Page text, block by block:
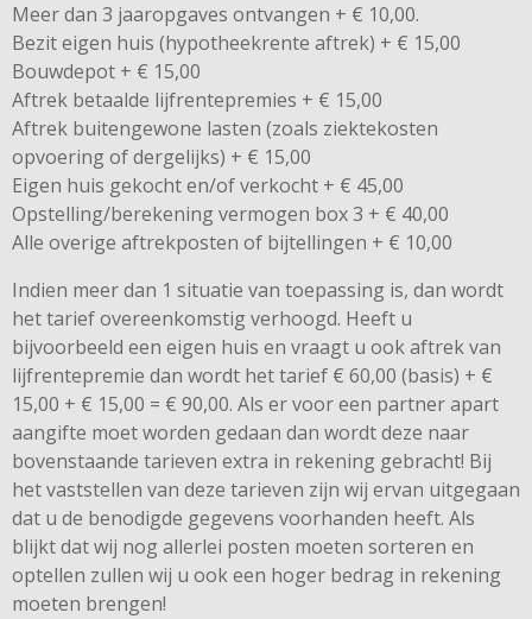
Meer dan 3 jaaropgaves ontvangen + € 10,00.
Bezit eigen huis (hypotheekrente aftrek) + € 15,00
Bouwdepot + € 15,00
Aftrek betaalde lijfrentepremies + € 15,00
Aftrek buitengewone lasten (zoals ziektekosten
opvoering of dergelijks) + € 15,00
Eigen huis gekocht en/of verkocht + € 45,00
Opstelling/berekening vermogen box 3 + € 40,00
Alle overige aftrekposten of bijtellingen + € 10,00
Indien meer dan 1 situatie van toepassing is, dan wordt
het tarief overeenkomstig verhoogd. Heeft u
bijvoorbeeld een eigen huis en vraagt u ook aftrek van
lijfrentepremie dan wordt het tarief € 60,00 (basis) + €
15,00 + € 15,00 = € 90,00. Als er voor een partner apart
aangifte moet worden gedaan dan wordt deze naar
bovenstaande tarieven extra in rekening gebracht! Bij
het vaststellen van deze tarieven zijn wij ervan uitgegaan
dat u de benodigde gegevens voorhanden heeft. Als
blijkt dat wij nog allerlei posten moeten sorteren en
optellen zullen wij u ook een hoger bedrag in rekening
moeten brengen!